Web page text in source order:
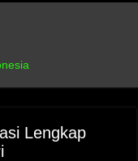
Lengkap